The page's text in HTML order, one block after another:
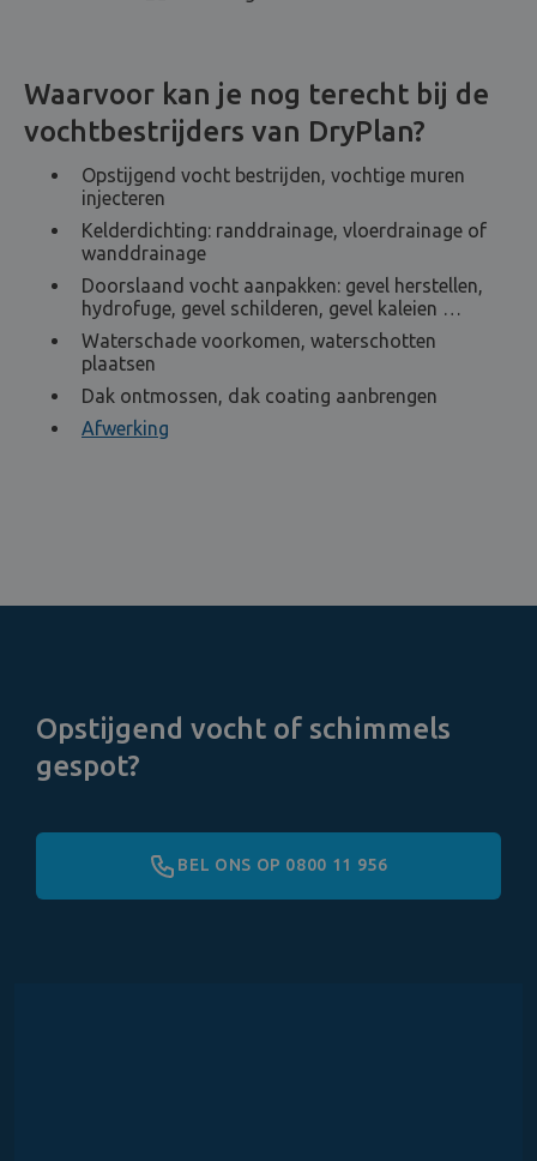
Waarvoor kan je nog terecht bij de
vochtbestrijders van DryPlan?
Opstijgend vocht bestrijden, vochtige muren
injecteren
Kelderdichting: randdrainage, vloerdrainage of
wanddrainage
Doorslaand vocht aanpakken: gevel herstellen,
hydrofuge, gevel schilderen, gevel kaleien …
Waterschade voorkomen, waterschotten
plaatsen
Dak ontmossen, dak coating aanbrengen
Afwerking
Opstijgend vocht of schimmels
gespot?
BEL ONS OP 0800 11 956